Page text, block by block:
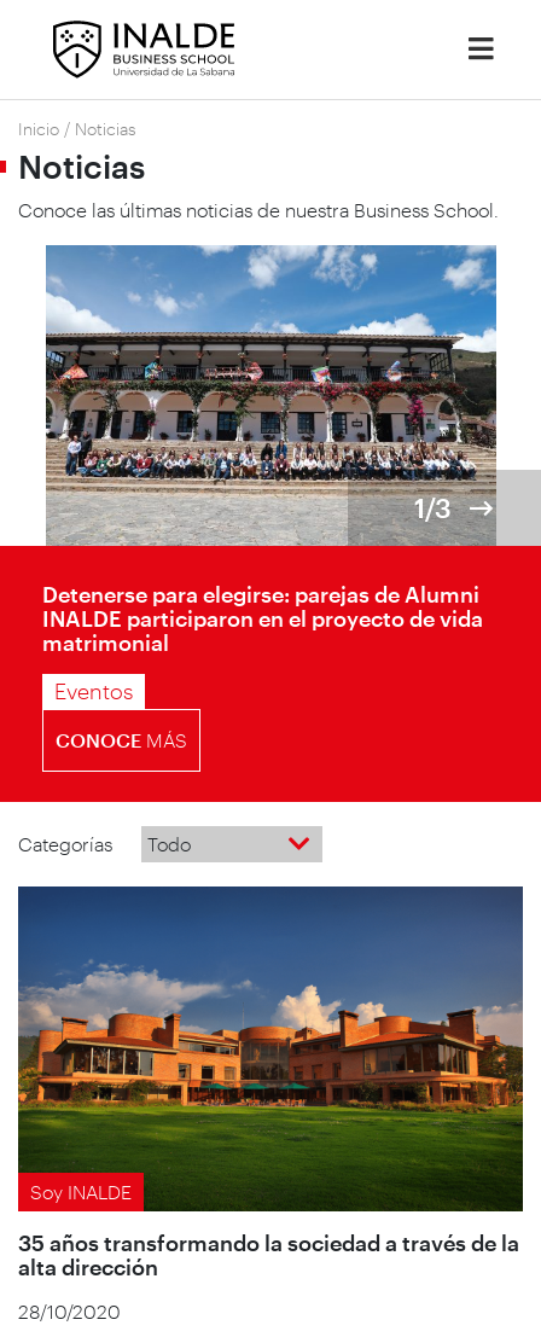
Inicio / Noticias
Noticias
Conoce las últimas noticias de nuestra Business School.
1/3
Detenerse para elegirse: parejas de Alumni
INALDE participaron en el proyecto de vida
matrimonial
Eventos
CONOCE MÁS
Categorías Todo
Soy INALDE
35 años transformando la sociedad a través de la
alta dirección
28/10/2020